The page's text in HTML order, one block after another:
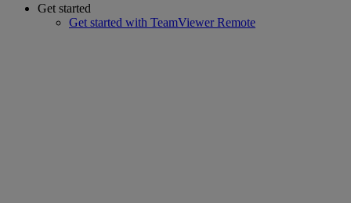
Get started
Get started with TeamViewer Remote